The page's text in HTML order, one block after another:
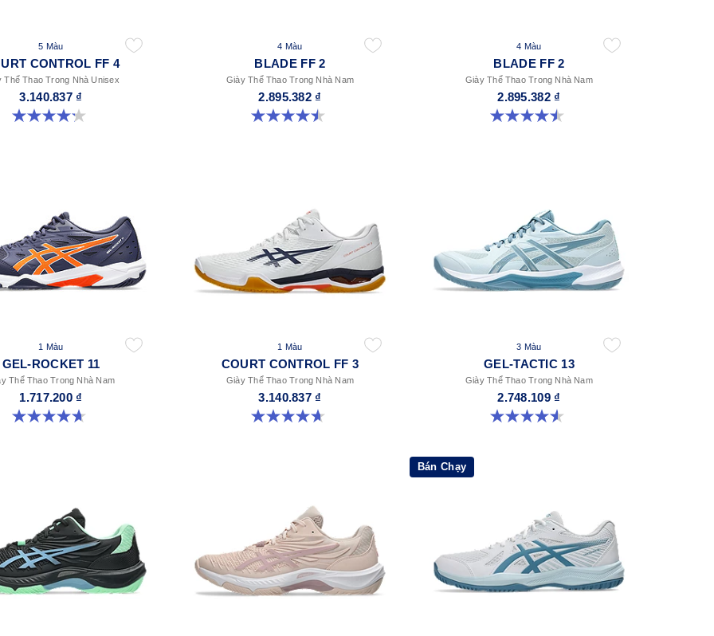
5 Màu
CONTROL FF 4
Thể Thao Trong Nhà Unisex
3.140.837 ₫
4.2 trong số 5 sao. 5 đánh giá
4 Màu
BLADE FF 2
Giày Thể Thao Trong Nhà Nam
2.895.382 ₫
4.5 trong số 5 sao. 22 đánh giá
4 Màu
BLADE FF 2
Giày Thể Thao Trong Nhà Nam
2.895.382 ₫
4.5 trong số 5 sao. 22 đánh giá
1 Màu
GEL-ROCKET 11
Thể Thao Trong Nhà Nam
1.717.200 ₫
4.7 trong số 5 sao. 382 đánh giá
1 Màu
COURT CONTROL FF 3
Giày Thể Thao Trong Nhà Nam
3.140.837 ₫
4.7 trong số 5 sao. 9 đánh giá
3 Màu
GEL-TACTIC 13
Giày Thể Thao Trong Nhà Nam
2.748.109 ₫
4.6 trong số 5 sao. 32 đánh giá
Bán Chạy